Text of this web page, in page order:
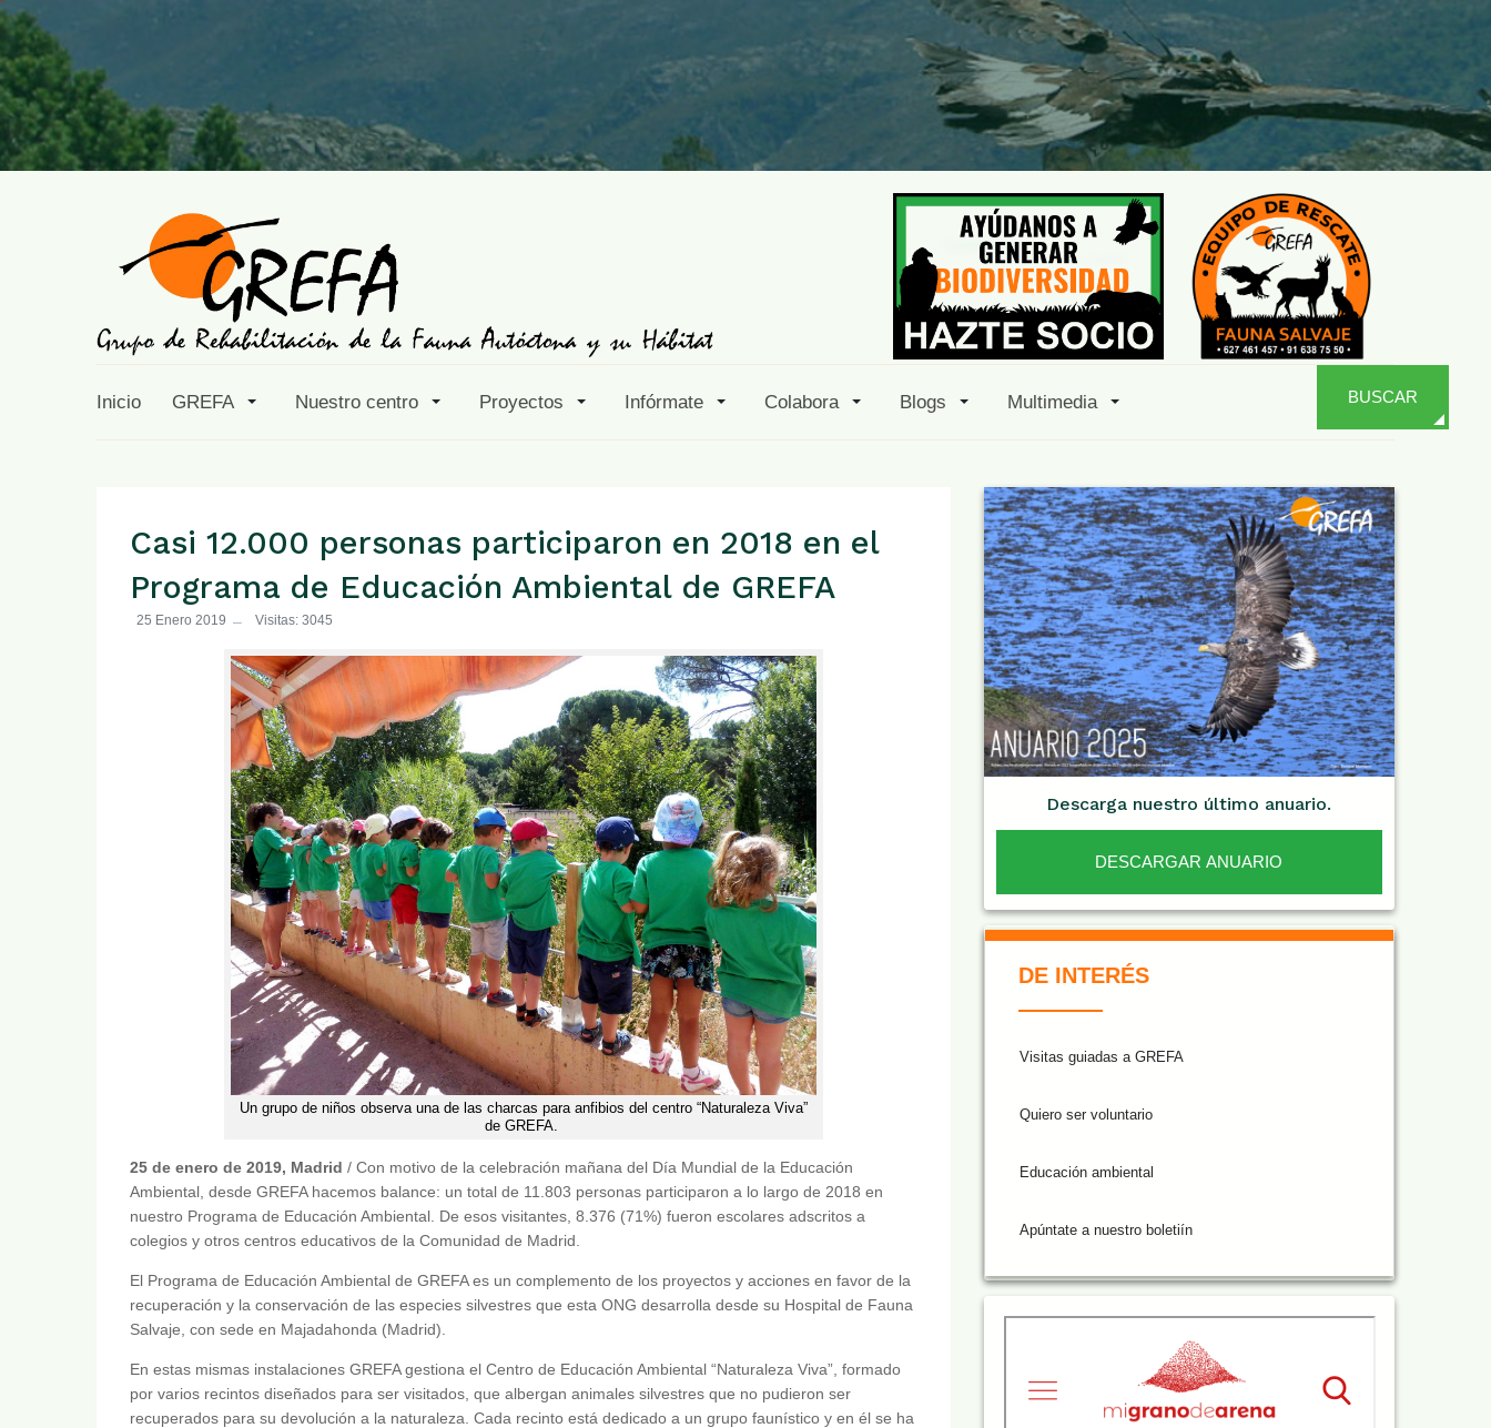
Inicio GREFA Nuestro centro Proyectos Infórmate Colabora Blogs Multimedia BUSCAR
Casi 12.000 personas participaron en 2018 en el
Programa de Educación Ambiental de GREFA
25 Enero 2019 Visitas: 3045
Un grupo de niños observa una de las charcas para anfibios del centro “Naturaleza Viva”
de GREFA.
25 de enero de 2019, Madrid / Con motivo de la celebración mañana del Día Mundial de la Educación
Ambiental, desde GREFA hacemos balance: un total de 11.803 personas participaron a lo largo de 2018 en
nuestro Programa de Educación Ambiental. De esos visitantes, 8.376 (71%) fueron escolares adscritos a
colegios y otros centros educativos de la Comunidad de Madrid.
El Programa de Educación Ambiental de GREFA es un complemento de los proyectos y acciones en favor de la
recuperación y la conservación de las especies silvestres que esta ONG desarrolla desde su Hospital de Fauna
Salvaje, con sede en Majadahonda (Madrid).
En estas mismas instalaciones GREFA gestiona el Centro de Educación Ambiental “Naturaleza Viva”, formado
por varios recintos diseñados para ser visitados, que albergan animales silvestres que no pudieron ser
recuperados para su devolución a la naturaleza. Cada recinto está dedicado a un grupo faunístico y en él se ha
Descarga nuestro último anuario.
DESCARGAR ANUARIO
DE INTERÉS
Visitas guiadas a GREFA
Quiero ser voluntario
Educación ambiental
Apúntate a nuestro boletiín